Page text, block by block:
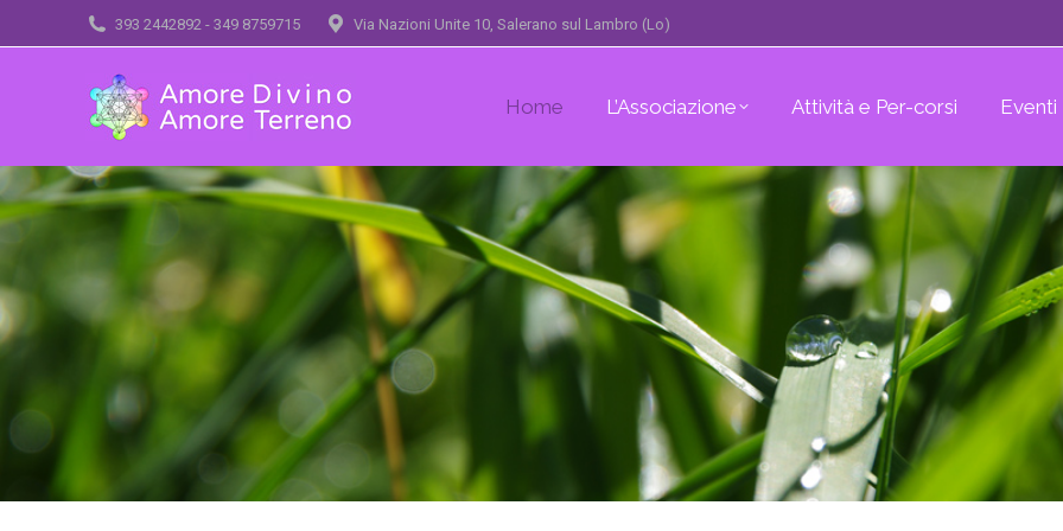
393 2442892 - 349 8759715 Via Nazioni Unite 10, Salerano sul Lambro (Lo)
Home L’Associazione Attività e Per-corsi Eventi